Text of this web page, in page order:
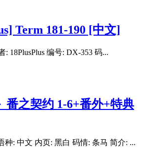
Term 181-190 [中文]
: 18PlusPlus 编号: DX-353 码...
番之契约 1-6+番外+特典
种: 中文 内页: 黑白 码情: 条马 简介: ...